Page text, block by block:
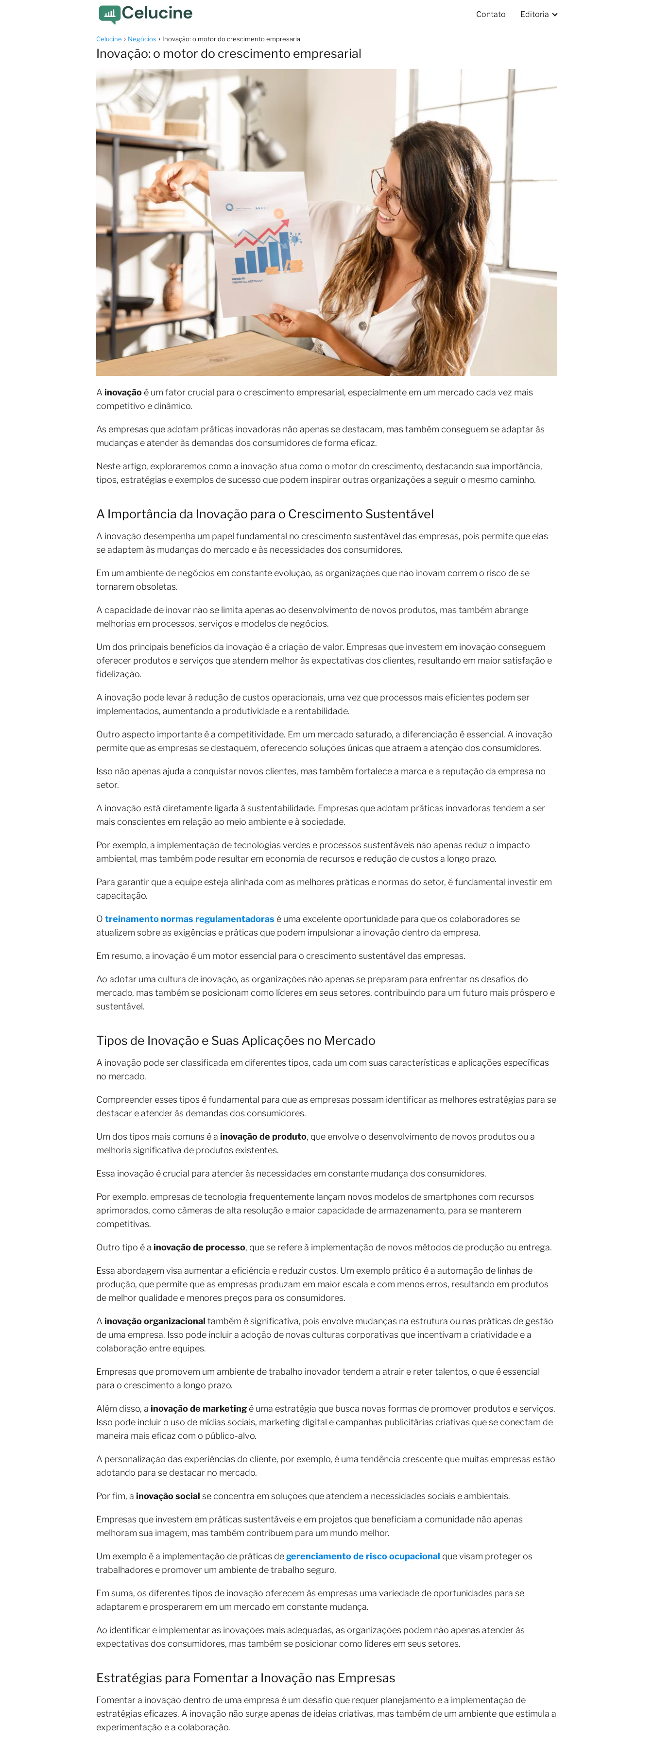
Contato Editoria
Celucine Negócios Inovação: o motor do crescimento empresarial
Inovação: o motor do crescimento empresarial
A inovação é um fator crucial para o crescimento empresarial, especialmente em um mercado cada vez mais
competitivo e dinâmico.
As empresas que adotam práticas inovadoras não apenas se destacam, mas também conseguem se adaptar às
mudanças e atender às demandas dos consumidores de forma eficaz.
Neste artigo, exploraremos como a inovação atua como o motor do crescimento, destacando sua importância,
tipos, estratégias e exemplos de sucesso que podem inspirar outras organizações a seguir o mesmo caminho.
A Importância da Inovação para o Crescimento Sustentável
A inovação desempenha um papel fundamental no crescimento sustentável das empresas, pois permite que elas
se adaptem às mudanças do mercado e às necessidades dos consumidores.
Em um ambiente de negócios em constante evolução, as organizações que não inovam correm o risco de se
tornarem obsoletas.
A capacidade de inovar não se limita apenas ao desenvolvimento de novos produtos, mas também abrange
melhorias em processos, serviços e modelos de negócios.
Um dos principais benefícios da inovação é a criação de valor. Empresas que investem em inovação conseguem
oferecer produtos e serviços que atendem melhor às expectativas dos clientes, resultando em maior satisfação e
fidelização.
A inovação pode levar à redução de custos operacionais, uma vez que processos mais eficientes podem ser
implementados, aumentando a produtividade e a rentabilidade.
Outro aspecto importante é a competitividade. Em um mercado saturado, a diferenciação é essencial. A inovação
permite que as empresas se destaquem, oferecendo soluções únicas que atraem a atenção dos consumidores.
Isso não apenas ajuda a conquistar novos clientes, mas também fortalece a marca e a reputação da empresa no
setor.
A inovação está diretamente ligada à sustentabilidade. Empresas que adotam práticas inovadoras tendem a ser
mais conscientes em relação ao meio ambiente e à sociedade.
Por exemplo, a implementação de tecnologias verdes e processos sustentáveis não apenas reduz o impacto
ambiental, mas também pode resultar em economia de recursos e redução de custos a longo prazo.
Para garantir que a equipe esteja alinhada com as melhores práticas e normas do setor, é fundamental investir em
capacitação.
O treinamento normas regulamentadoras é uma excelente oportunidade para que os colaboradores se
atualizem sobre as exigências e práticas que podem impulsionar a inovação dentro da empresa.
Em resumo, a inovação é um motor essencial para o crescimento sustentável das empresas.
Ao adotar uma cultura de inovação, as organizações não apenas se preparam para enfrentar os desafios do
mercado, mas também se posicionam como líderes em seus setores, contribuindo para um futuro mais próspero e
sustentável.
Tipos de Inovação e Suas Aplicações no Mercado
A inovação pode ser classificada em diferentes tipos, cada um com suas características e aplicações específicas
no mercado.
Compreender esses tipos é fundamental para que as empresas possam identificar as melhores estratégias para se
destacar e atender às demandas dos consumidores.
Um dos tipos mais comuns é a inovação de produto, que envolve o desenvolvimento de novos produtos ou a
melhoria significativa de produtos existentes.
Essa inovação é crucial para atender às necessidades em constante mudança dos consumidores.
Por exemplo, empresas de tecnologia frequentemente lançam novos modelos de smartphones com recursos
aprimorados, como câmeras de alta resolução e maior capacidade de armazenamento, para se manterem
competitivas.
Outro tipo é a inovação de processo, que se refere à implementação de novos métodos de produção ou entrega.
Essa abordagem visa aumentar a eficiência e reduzir custos. Um exemplo prático é a automação de linhas de
produção, que permite que as empresas produzam em maior escala e com menos erros, resultando em produtos
de melhor qualidade e menores preços para os consumidores.
A inovação organizacional também é significativa, pois envolve mudanças na estrutura ou nas práticas de gestão
de uma empresa. Isso pode incluir a adoção de novas culturas corporativas que incentivam a criatividade e a
colaboração entre equipes.
Empresas que promovem um ambiente de trabalho inovador tendem a atrair e reter talentos, o que é essencial
para o crescimento a longo prazo.
Além disso, a inovação de marketing é uma estratégia que busca novas formas de promover produtos e serviços.
Isso pode incluir o uso de mídias sociais, marketing digital e campanhas publicitárias criativas que se conectam de
maneira mais eficaz com o público-alvo.
A personalização das experiências do cliente, por exemplo, é uma tendência crescente que muitas empresas estão
adotando para se destacar no mercado.
Por fim, a inovação social se concentra em soluções que atendem a necessidades sociais e ambientais.
Empresas que investem em práticas sustentáveis e em projetos que beneficiam a comunidade não apenas
melhoram sua imagem, mas também contribuem para um mundo melhor.
Um exemplo é a implementação de práticas degerenciamento de risco ocupacional que visam proteger os
trabalhadores e promover um ambiente de trabalho seguro.
Em suma, os diferentes tipos de inovação oferecem às empresas uma variedade de oportunidades para se
adaptarem e prosperarem em um mercado em constante mudança.
Ao identificar e implementar as inovações mais adequadas, as organizações podem não apenas atender às
expectativas dos consumidores, mas também se posicionar como líderes em seus setores.
Estratégias para Fomentar a Inovação nas Empresas
Fomentar a inovação dentro de uma empresa é um desafio que requer planejamento e a implementação de
estratégias eficazes. A inovação não surge apenas de ideias criativas, mas também de um ambiente que estimula a
experimentação e a colaboração.